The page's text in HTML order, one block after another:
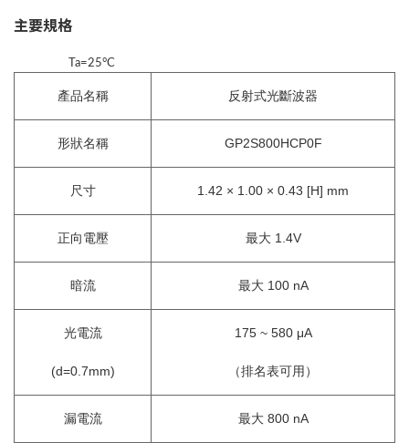
主要規格
Ta=25°C
產品名稱 反射式光斷波器
形狀名稱 GP2S800HCP0F
尺寸 1.42 × 1.00 × 0.43 [H] mm
正向電壓 最大 1.4V
暗流 最大 100 nA
光電流
(d=0.7mm)
175 ~ 580 μA
（排名表可用）
漏電流 最大 800 nA